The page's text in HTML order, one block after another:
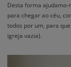
Desta forma ajudamo-
para chegar ao céu,
todos por um, para
igreja vazia).